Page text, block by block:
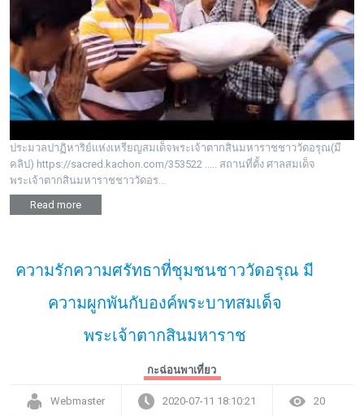
ประมวลปาฏิหาริย์แห่งเหรียญสมเด็จพระเจ้าตากสินมหาราชชาววัดอรุณ(มี
คลิป) https://sacred.kachon.com/353522 ..... สถานที่ตั้ง ศาลสมเด็จ
พระเจ้าตากสินมหาราชชาววัดอร...
Read more
ความรักความศรัทธาที่ชุมชนชาววัดอรุณ มี
ความผูกพันกับองค์พระบาทสมเด็จ
พระเจ้าตากสินมหาราช
กะฉ่อนพาเที่ยว
Webmaster 2020-07-11 18:10:21 20